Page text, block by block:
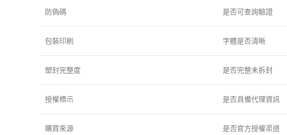
防偽碼 是否可查詢驗證
包裝印刷 字體是否清晰
塑封完整度 是否完整未拆封
授權標示 是否具備代理資訊
購買來源 是否官方授權渠道